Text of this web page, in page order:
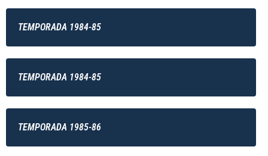
TEMPORADA 1984-85
TEMPORADA 1984-85
TEMPORADA 1985-86